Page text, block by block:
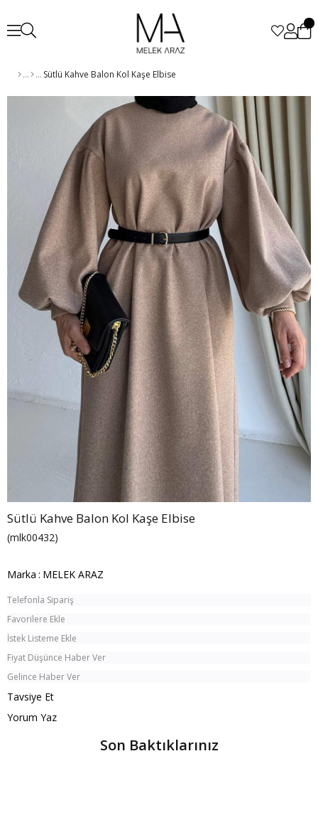
Sütlü Kahve Balon Kol Kaşe Elbise
Sütlü Kahve Balon Kol Kaşe Elbise
(mlk00432)
Marka : MELEK ARAZ
Telefonla Sipariş
Favorilere Ekle
İstek Listeme Ekle
Fiyat Düşünce Haber Ver
Gelince Haber Ver
Tavsiye Et
Yorum Yaz
Son Baktıklarınız